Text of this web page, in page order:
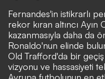
Fernandes'in istikrarlı
rekor kıran altıncı Ayın
kazanmasıyla daha da
Ronaldo'nun elinde
Old Trafford'da bir
vizyonu ve hassasiyeti